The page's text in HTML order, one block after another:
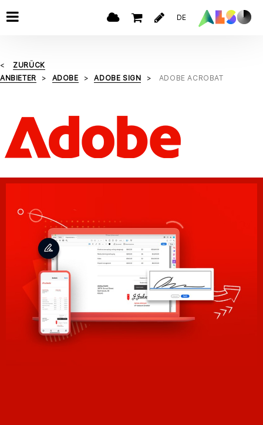
DE
ZURÜCK
ANBIETER
ADOBE ADOBE SIGN ADOBE ACROBAT